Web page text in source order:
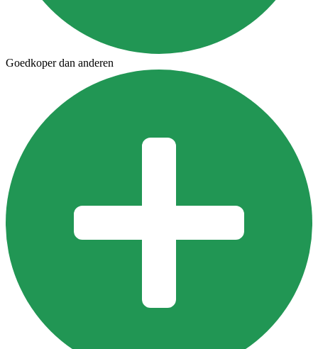
Goedkoper dan anderen